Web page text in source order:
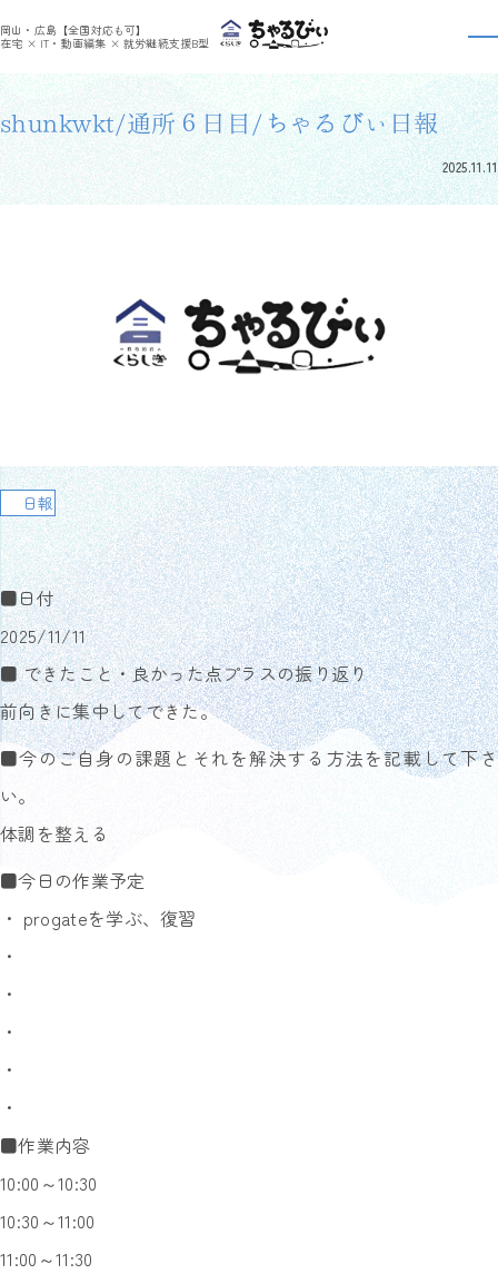
岡山・広島【全国対応も可】
在宅 × IT・動画編集 × 就労継続支援B型
利用者さんの日報 >
利用者さんの日報
shunkwkt/通所６日目/ちゃるびぃ日報
2025.11.11
日報
■日付
2025/11/11
■ できたこと・良かった点プラスの振り返り
前向きに集中してできた。
■今のご自身の課題とそれを解決する方法を記載して下さ
い。
体調を整える
■今日の作業予定
・ progateを学ぶ、復習
・
・
・
・
・
■作業内容
10:00～10:30
10:30～11:00
11:00～11:30